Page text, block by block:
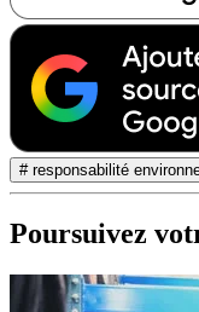
# responsabilité
Poursuivez